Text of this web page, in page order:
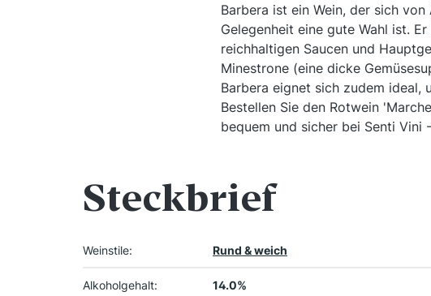
Barbera ist ein Wein, der sich
Gelegenheit eine gute Wahl ist.
reichhaltigen Saucen und
Minestrone (eine dicke
Barbera eignet sich zudem ideal,
Bestellen Sie den Rotwein
bequem und sicher bei Senti Vini
Steckbrief
Weinstile: Rund & weich
Alkoholgehalt: 14.0%